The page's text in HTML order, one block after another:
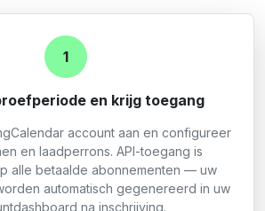
1
en krijg toegang
account aan en configureer
en laadperrons. API-toegang is
alle betaalde abonnementen — uw
automatisch gegenereerd in uw
na inschrijving.